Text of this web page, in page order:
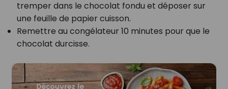
tremper dans le chocolat fondu et déposer sur
une feuille de papier cuisson.
Remettre au congélateur 10 minutes pour que le
chocolat durcisse.